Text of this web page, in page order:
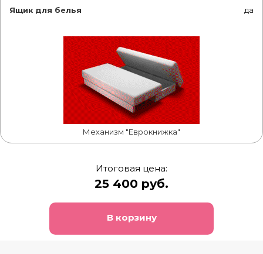
Ящик для белья да
Механизм "Еврокнижка"
Итоговая цена:
25 400 руб.
В корзину